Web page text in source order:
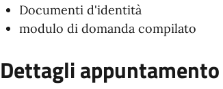
Documenti d'identità
modulo di domanda compilato
Dettagli appuntamento